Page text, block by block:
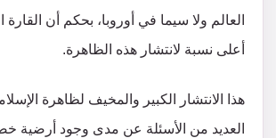
العالم ولا سيما في أوروبا، بحكم أن
أعلى نسبة لانتشار هذه الظاهرة.
هذا الانتشار الكبير والمخيف لظاهرة
العديد من الأسئلة عن مدى وجود أرضية